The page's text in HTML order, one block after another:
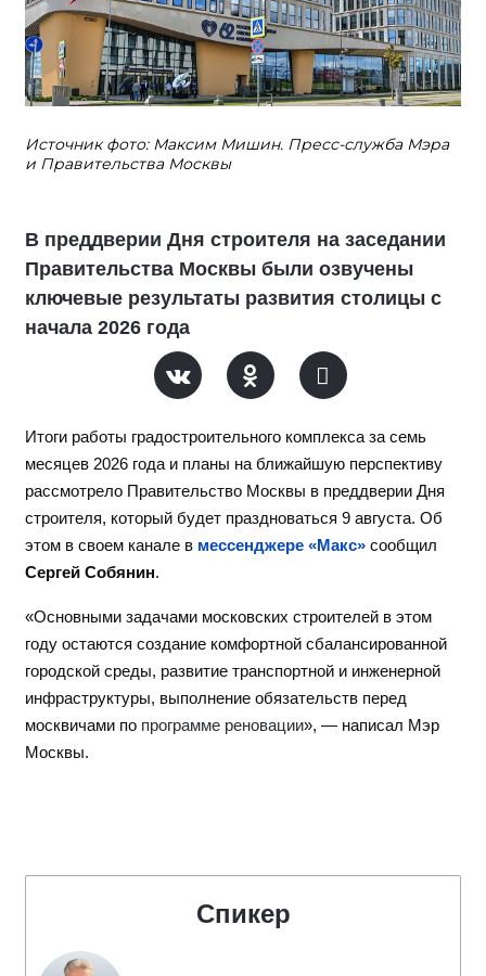
Источник фото: Максим Мишин. Пресс-служба Мэра
и Правительства Москвы
В преддверии Дня строителя на заседании
Правительства Москвы были озвучены
ключевые результаты развития столицы с
начала 2026 года
Итоги работы градостроительного комплекса за семь
месяцев 2026 года и планы на ближайшую перспективу
рассмотрело Правительство Москвы в преддверии Дня
строителя, который будет праздноваться 9 августа. Об
этом в своем канале в мессенджере «Макс» сообщил
Сергей Собянин.
«Основными задачами московских строителей в этом
году остаются создание комфортной сбалансированной
городской среды, развитие транспортной и инженерной
инфраструктуры, выполнение обязательств перед
москвичами по программе реновации», — написал Мэр
Москвы.
Спикер